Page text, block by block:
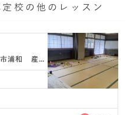
定校の他のレッスン
公民館骨盤スリムヨガ【さいたま市浦和 産後ヨガ】